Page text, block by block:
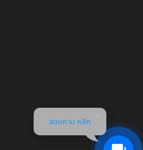
สอบถาม คลิก